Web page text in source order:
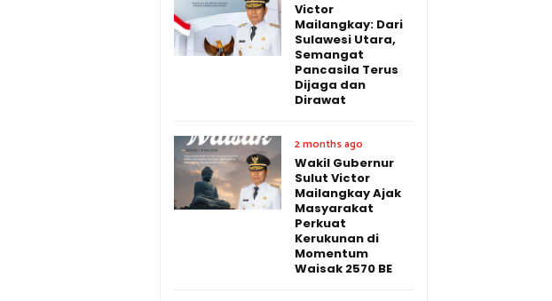
Victor
Mailangkay: Dari
Sulawesi Utara,
Semangat
Pancasila Terus
Dijaga dan
Dirawat
2 months ago
Wakil Gubernur
Sulut Victor
Mailangkay Ajak
Masyarakat
Perkuat
Kerukunan di
Momentum
Waisak 2570 BE